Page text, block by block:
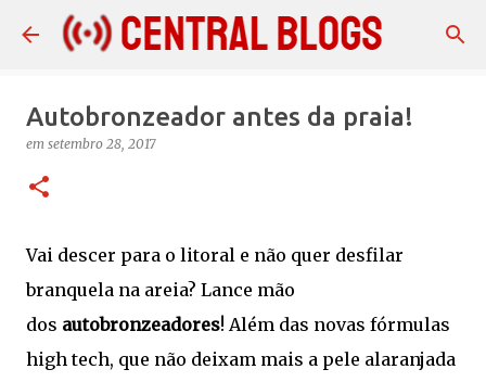
Pular para o conteúdo principal
Autobronzeador antes da praia!
em setembro 28, 2017
Vai descer para o litoral e não quer desfilar
branquela na areia? Lance mão
dos autobronzeadores! Além das novas fórmulas
high tech, que não deixam mais a pele alaranjada